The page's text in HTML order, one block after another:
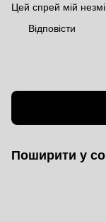
Цей спрей мій
Відповісти
Поширити у